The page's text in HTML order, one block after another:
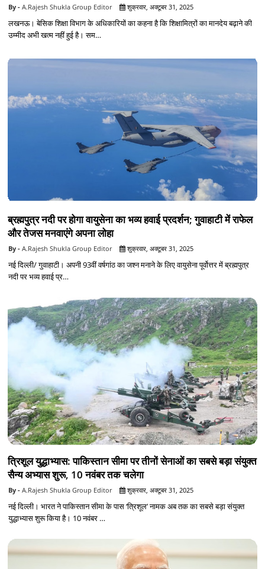
A.Rajesh Shukla Group Editor शुक्रवार, अक्टूबर 31, 2025
लखनऊ। बेसिक शिक्षा विभाग के अधिकारियों का कहना है कि शिक्षामित्रों का मानदेय बढ़ाने की
उम्मीद अभी खत्म नहीं हुई है। सम…
ब्रह्मपुत्र नदी पर होगा वायुसेना का भव्य हवाई प्रदर्शन; गुवाहाटी में राफेल
और तेजस मनवाएंगे अपना लोहा
A.Rajesh Shukla Group Editor शुक्रवार, अक्टूबर 31, 2025
नई दिल्ली/ गुवाहाटी। अपनी 93वीं वर्षगांठ का जश्न मनाने के लिए वायुसेना पूर्वोत्तर में ब्रह्मपुत्र
नदी पर भव्य हवाई प्र…
त्रिशूल युद्धाभ्यास: पाकिस्तान सीमा पर तीनों सेनाओं का सबसे बड़ा संयुक्त
सैन्य अभ्यास शुरू, 10 नवंबर तक चलेगा
A.Rajesh Shukla Group Editor शुक्रवार, अक्टूबर 31, 2025
नई दिल्ली। भारत ने पाकिस्तान सीमा के पास ‘त्रिशूल’ नामक अब तक का सबसे बड़ा संयुक्त
युद्धाभ्यास शुरू किया है। 10 नवंबर …